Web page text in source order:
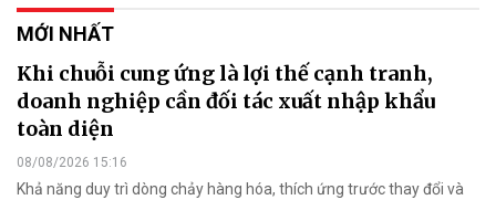
MỚI NHẤT
Khi chuỗi cung ứng là lợi thế cạnh tranh,
doanh nghiệp cần đối tác xuất nhập khẩu
toàn diện
08/08/2026 15:16
Khả năng duy trì dòng chảy hàng hóa, thích ứng trước thay đổi và